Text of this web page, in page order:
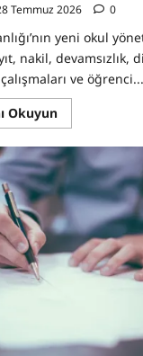
Temmuz 2026 0
yeni okul
nakil, devamsızlık,
ve öğrenci...
OkuyunRead
more
MEB
Okul
Büyük
Değişiklik:
Arama
Yetkisi,
Devamsızlık,
Kayıt
ve
Disiplin